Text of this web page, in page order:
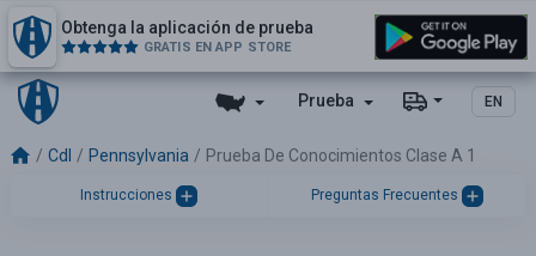
Prueba EN
Obtenga la aplicación de prueba
GRATIS EN APP STORE
Cdl Pennsylvania Prueba De Conocimientos Clase A 1
Instrucciones Preguntas Frecuentes